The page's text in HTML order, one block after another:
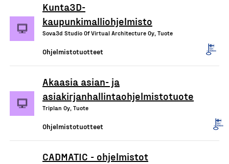
Kunta3D-
kaupunkimalliohjelmisto
Sova3d Studio Of Virtual Architecture Oy, Tuote
Ohjelmistotuotteet
Akaasia asian- ja
asiakirjanhallintaohjelmistotuote
Triplan Oy, Tuote
Ohjelmistotuotteet
CADMATIC - ohjelmistot